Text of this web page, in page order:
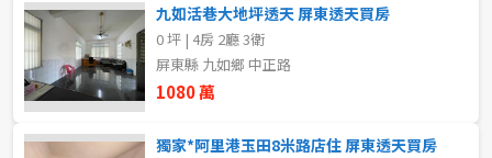
九如活巷大地坪透天 屏東透天買房
0 坪 | 4房 2廳 3衛
屏東縣 九如鄉 中正路
1080 萬
獨家*阿里港玉田8米路店住 屏東透天買房